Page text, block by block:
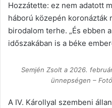
Hozzátette: ez nem adatott
háború közepén koronázták
birodalom terhe. „És ebben
időszakában is a béke
Semjén Zsolt a 2026.
ünnepségen –
A IV. Károllyal szembeni